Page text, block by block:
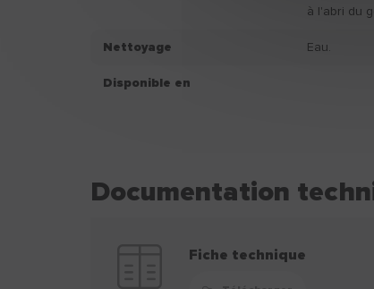
à l'abri du
Nettoyage Eau.
Disponible en
Documentation
Fiche technique